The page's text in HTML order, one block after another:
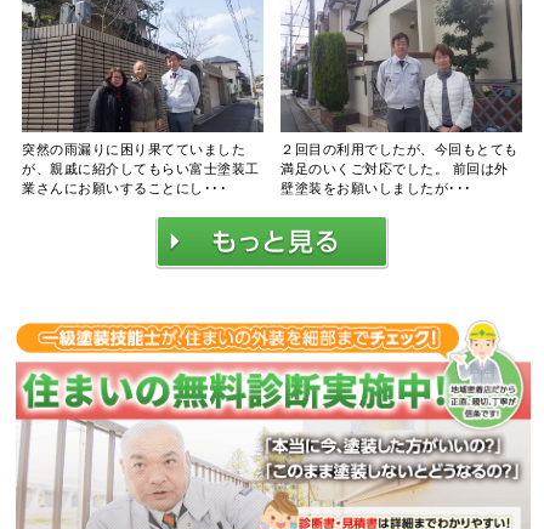
突然の雨漏りに困り果てていました
が、親戚に紹介してもらい富士塗装工
業さんにお願いすることにし･･･
２回目の利用でしたが、今回もとても
満足のいくご対応でした。 前回は外
壁塗装をお願いしましたが･･･